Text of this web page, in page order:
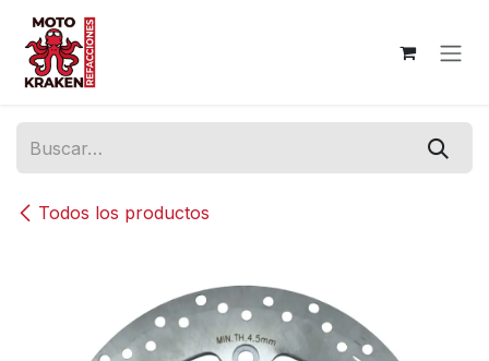
Ir al contenido
Todos los productos